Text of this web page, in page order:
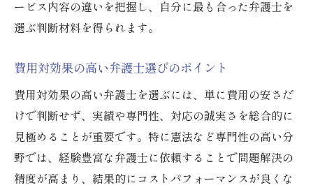
ービス内容の違いを把握し、自分に最も合った弁護士を
選ぶ判断材料を得られます。
費用対効果の高い弁護士選びのポイント
費用対効果の高い弁護士を選ぶには、単に費用の安さだ
けで判断せず、実績や専門性、対応の誠実さを総合的に
見極めることが重要です。特に憲法など専門性の高い分
野では、経験豊富な弁護士に依頼することで問題解決の
精度が高まり、結果的にコストパフォーマンスが良くな